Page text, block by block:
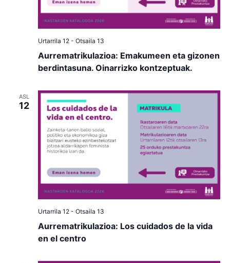
Aurrematrikulazioa: Emakumeen eta gizonen
berdintasuna. Oinarrizko kontzeptuak.
Urtarrila 12- Otsaila 13
ASL
12
Aurrematrikulazioa: Los cuidados de la vida
en el centro
Urtarrila 12- Otsaila 13